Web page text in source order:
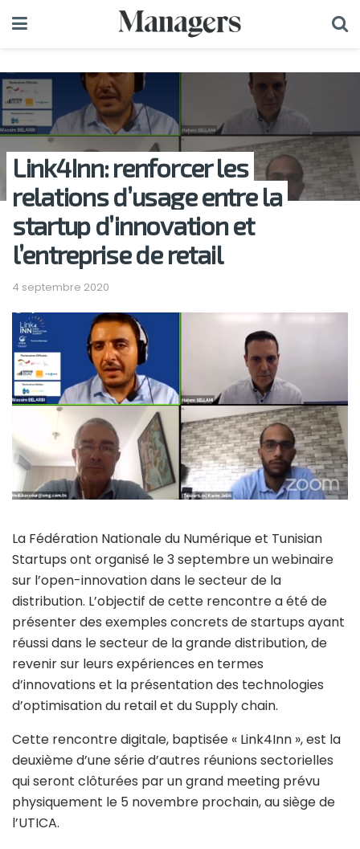
Link4Inn: renforcer les
relations d’usage entre la
startup d’innovation et
l’entreprise de retail
4 septembre 2020
La Fédération Nationale du Numérique et Tunisian
Startups ont organisé le 3 septembre un webinaire
sur l’open-innovation dans le secteur de la
distribution. L’objectif de cette rencontre a été de
présenter des exemples concrets de startups ayant
réussi dans le secteur de la grande distribution, de
revenir sur leurs expériences en termes
d’innovations et la présentation des technologies
d’optimisation du retail et du Supply chain.
Cette rencontre digitale, baptisée « Link4Inn », est la
deuxième d’une série d’autres réunions sectorielles
qui seront clôturées par un grand meeting prévu
physiquement le 5 novembre prochain, au siège de
l’UTICA.